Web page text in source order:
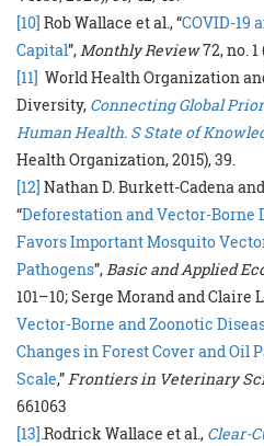
[10] Rob Wallace et al., “COVID-19
Capital”,Monthly Review72, no. 1
[11] World Health Organization
Diversity, Connecting Global
Human Health. S State of
Health Organization, 2015), 39.
[12] Nathan D. Burkett-Cadena
“Deforestation and Vector-Borne
Favors Important Mosquito
Pathogens”,Basic and Applied
101–10; Serge Morand and Claire
Vector-Borne and Zoonotic
Changes in Forest Cover and Oil
Scale,”Frontiers in Veterinary
661063
[13].Rodrick Wallace et al., Clear-